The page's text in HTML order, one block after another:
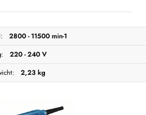
2800 - 11500 min-1
220 - 240 V
2,23 kg